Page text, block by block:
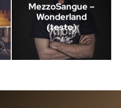
MezzoSangue –
Wonderland
(testo)